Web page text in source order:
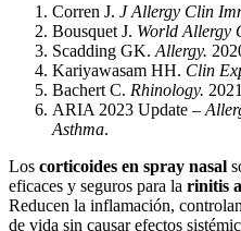
Corren J. J Allergy Clin
Bousquet J. World Allergy
Scadding GK. Allergy.
Kariyawasam HH. Clin
Bachert C. Rhinology.
ARIA 2023 Update –
Asthma.
Los corticoides en spray nasal
eficaces y seguros para la rinitis
Reducen la inflamación,
de vida sin causar efectos